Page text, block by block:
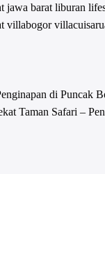
jawa barat liburan
villabogor
di Puncak
Taman Safari –